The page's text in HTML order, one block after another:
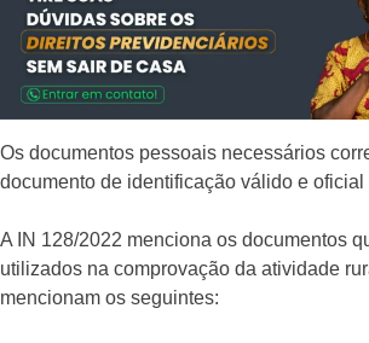
Os documentos pessoais necessários
documento de identificação válido e oficial
A IN 128/2022 menciona os documentos
utilizados na comprovação da atividade
mencionam os seguintes: